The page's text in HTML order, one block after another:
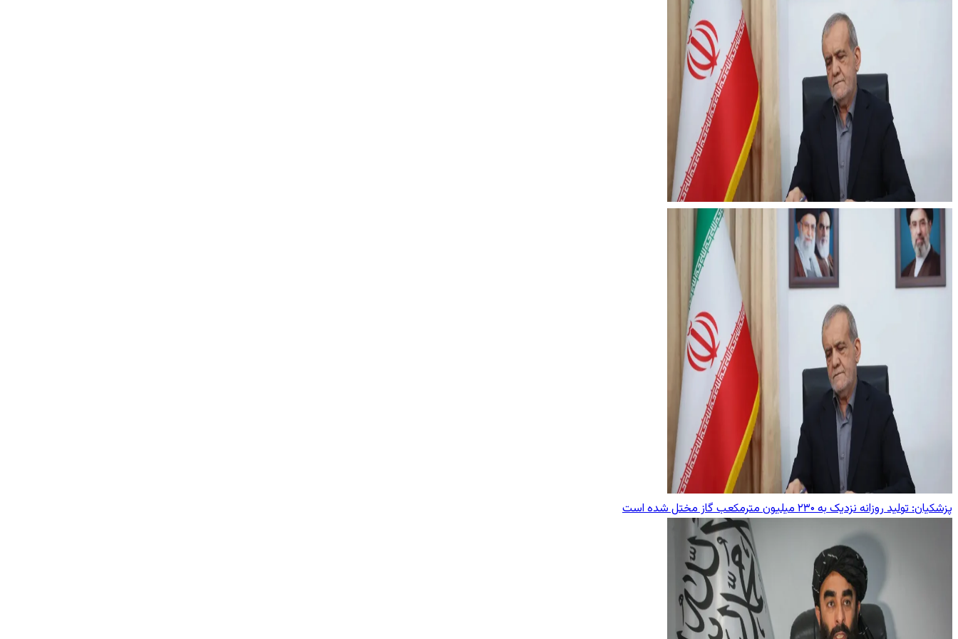
پزشکیان: تولید روزانه نزدیک به ۲۳۰ میلیون مترمکعب گاز مختل شده است